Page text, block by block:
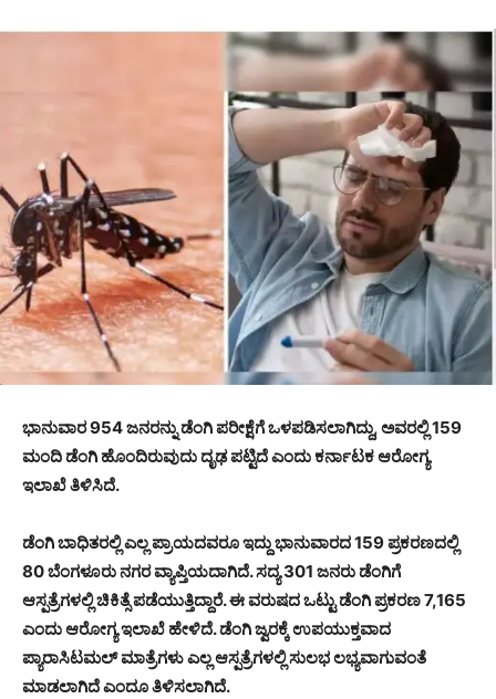
ಭಾನುವಾರ 954 ಜನರನ್ನು ಡೆಂಗಿ ಪರೀಕ್ಷೆಗೆ ಒಳಪಡಿಸಲಾಗಿದ್ದು, ಅವರಲ್ಲಿ 159
ಮಂದಿ ಡೆಂಗಿ ಹೊಂದಿರುವುದು ದೃಢ ಪಟ್ಟಿದೆ ಎಂದು ಕರ್ನಾಟಕ ಆರೋಗ್ಯ
ಇಲಾಖೆ ತಿಳಿಸಿದೆ.
ಡೆಂಗಿ ಬಾಧಿತರಲ್ಲಿ ಎಲ್ಲ ಪ್ರಾಯದವರೂ ಇದ್ದು ಭಾನುವಾರದ 159 ಪ್ರಕರಣದಲ್ಲಿ
80 ಬೆಂಗಳೂರು ನಗರ ವ್ಯಾಪ್ತಿಯದಾಗಿದೆ. ಸದ್ಯ 301 ಜನರು ಡೆಂಗಿಗೆ
ಆಸ್ಪತ್ರೆಗಳಲ್ಲಿ ಚಿಕಿತ್ಸೆ ಪಡೆಯುತ್ತಿದ್ದಾರೆ. ಈ ವರುಷದ ಒಟ್ಟು ಡೆಂಗಿ ಪ್ರಕರಣ 7,165
ಎಂದು ಆರೋಗ್ಯ ಇಲಾಖೆ ಹೇಳಿದೆ. ಡೆಂಗಿ ಜ್ವರಕ್ಕೆ ಉಪಯುಕ್ತವಾದ
ಪ್ಯಾರಾಸಿಟಮಲ್ ಮಾತ್ರೆಗಳು ಎಲ್ಲ ಆಸ್ಪತ್ರೆಗಳಲ್ಲಿ ಸುಲಭ ಲಭ್ಯವಾಗುವಂತೆ
ಮಾಡಲಾಗಿದೆ ಎಂದೂ ತಿಳಿಸಲಾಗಿದೆ.